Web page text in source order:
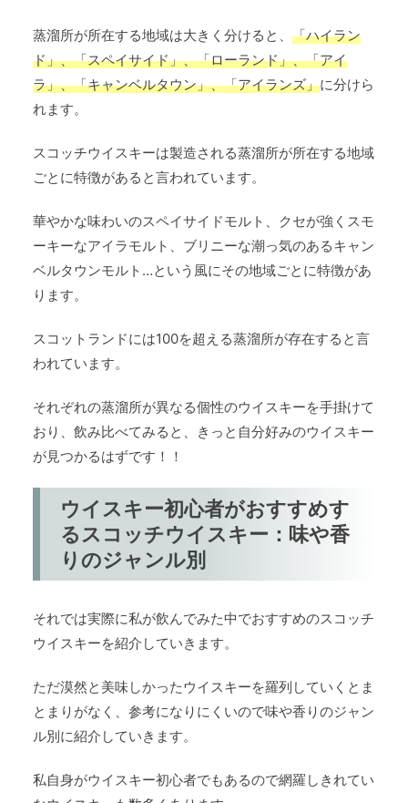
蒸溜所が所在する地域は大きく分けると、 「ハイラン
ド」、「スペイサイド」、「ローランド」、「アイ
ラ」、「キャンベルタウン」、「アイランズ」に分けら
れます。
スコッチウイスキーは製造される蒸溜所が所在する地域
ごとに特徴があると言われています。
華やかな味わいのスペイサイドモルト、クセが強くスモ
ーキーなアイラモルト、ブリニーな潮っ気のあるキャン
ベルタウンモルト…という風にその地域ごとに特徴があ
ります。
スコットランドには100を超える蒸溜所が存在すると言
われています。
それぞれの蒸溜所が異なる個性のウイスキーを手掛けて
おり、飲み比べてみると、きっと自分好みのウイスキー
が見つかるはずです！！
ウイスキー初心者がおすすめす
るスコッチウイスキー：味や香
りのジャンル別
それでは実際に私が飲んでみた中でおすすめのスコッチ
ウイスキーを紹介していきます。
ただ漠然と美味しかったウイスキーを羅列していくとま
とまりがなく、参考になりにくいので味や香りのジャン
ル別に紹介していきます。
私自身がウイスキー初心者でもあるので網羅しきれてい